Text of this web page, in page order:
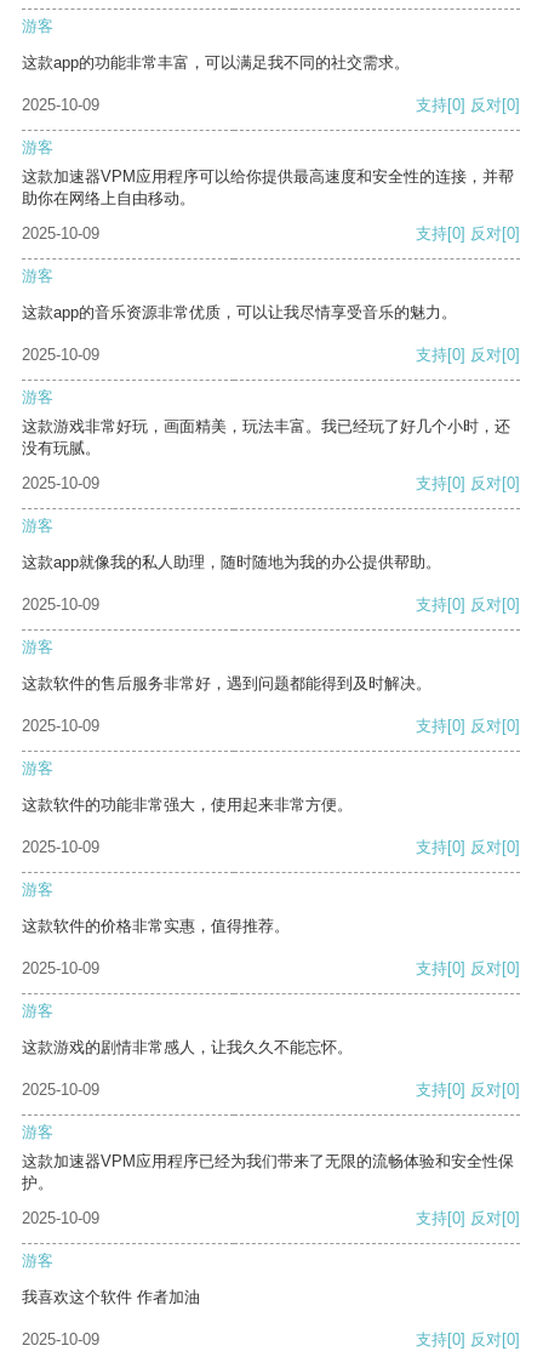
游客
这款app的功能非常丰富，可以满足我不同的社交需求。
2025-10-09 支持[0] 反对[0]
游客
这款加速器VPM应用程序可以给你提供最高速度和安全性的连接，并帮
助你在网络上自由移动。
2025-10-09
支持[0] 反对[0]
游客
这款app的音乐资源非常优质，可以让我尽情享受音乐的魅力。
2025-10-09 支持[0] 反对[0]
游客
这款游戏非常好玩，画面精美，玩法丰富。我已经玩了好几个小时，还
没有玩腻。
2025-10-09
支持[0] 反对[0]
游客
这款app就像我的私人助理，随时随地为我的办公提供帮助。
2025-10-09 支持[0] 反对[0]
游客
这款软件的售后服务非常好，遇到问题都能得到及时解决。
2025-10-09 支持[0] 反对[0]
游客
这款软件的功能非常强大，使用起来非常方便。
2025-10-09 支持[0] 反对[0]
游客
这款软件的价格非常实惠，值得推荐。
2025-10-09 支持[0] 反对[0]
游客
这款游戏的剧情非常感人，让我久久不能忘怀。
2025-10-09 支持[0] 反对[0]
游客
这款加速器VPM应用程序已经为我们带来了无限的流畅体验和安全性保
护。
2025-10-09
支持[0] 反对[0]
游客
我喜欢这个软件 作者加油
2025-10-09 支持[0] 反对[0]